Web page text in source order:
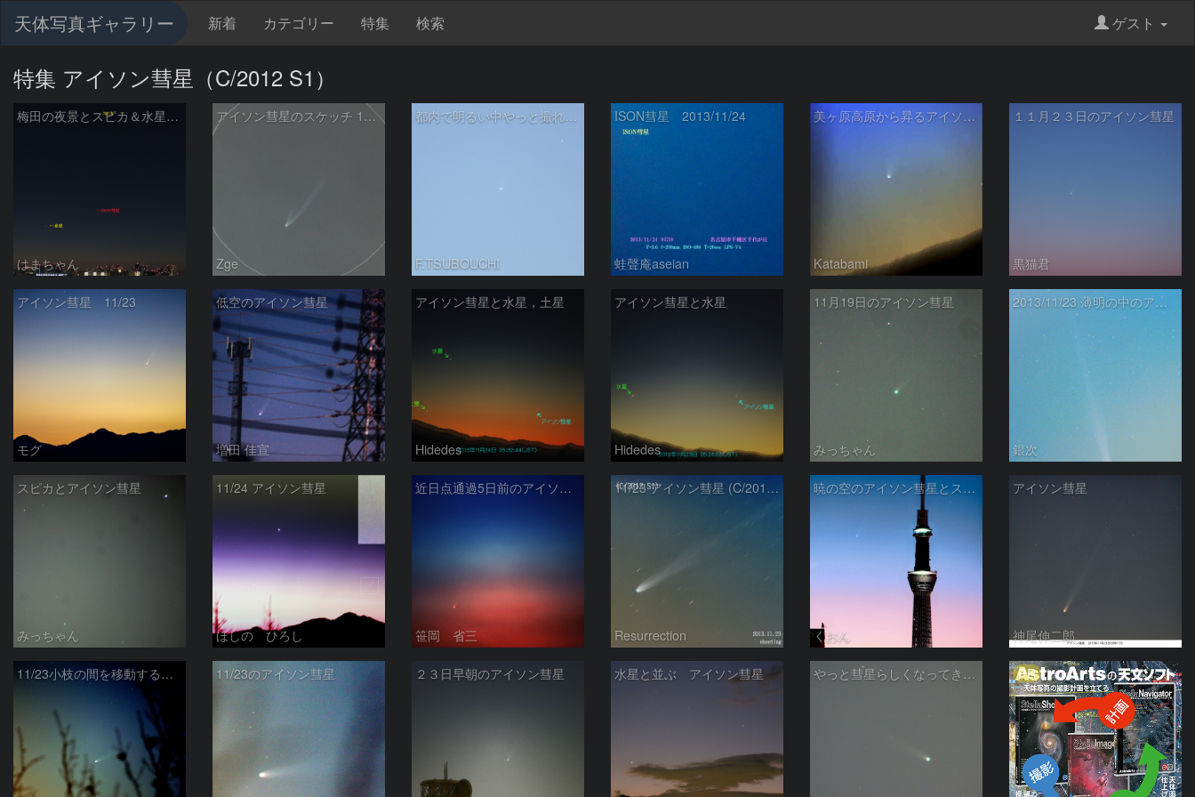
天体写真ギャラリー 新着 カテゴリー 特集 検索 ゲスト
特集 アイソン彗星（C/2012 S1）
梅田の夜景とスピカ＆水星そしてISON彗星
はまちゃん
アイソン彗星のスケッチ 11/23朝
Zge
都内で明るい中やっと撮れました！
F.TSUBOUCHI
ISON彗星 2013/11/24
蛙聲庵aseian
美ヶ原高原から昇るアイソン彗星
Katabami
１１月２３日のアイソン彗星
黒猫君
アイソン彗星 11/23
モグ
低空のアイソン彗星
増田 佳宣
アイソン彗星と水星，土星
Hidedes
アイソン彗星と水星
Hidedes
11月19日のアイソン彗星
みっちゃん
2013/11/23 薄明の中のアイソン彗星
銀次
スピカとアイソン彗星
みっちゃん
11/24 アイソン彗星
ほしの ひろし
近日点通過5日前のアイソン彗星
笹岡 省三
11/23 アイソン彗星 (C/2012 S1)
Resurrection
暁の空のアイソン彗星とスカイツリー
くおん
アイソン彗星
神尾伸二郎
11/23小枝の間を移動するアイソン彗星 11/23のアイソン彗星 ２３日早朝のアイソン彗星 水星と並ぶ アイソン彗星 やっと彗星らしくなってきたアイソン彗星 PR